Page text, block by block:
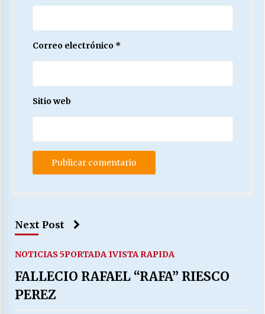
Correo electrónico *
Sitio web
Next Post
NOTICIAS 5PORTADA 1VISTA RAPIDA
FALLECIO RAFAEL “RAFA” RIESCO
PEREZ